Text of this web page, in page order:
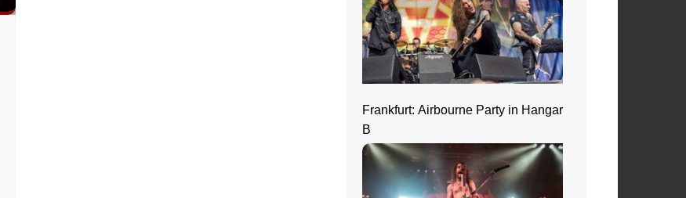
Frankfurt: Airbourne Party in Hangar
B